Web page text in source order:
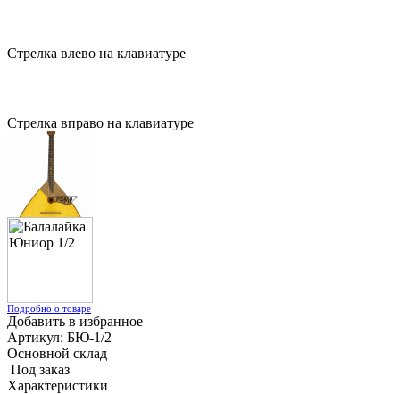
Стрелка влево на клавиатуре
Стрелка вправо на клавиатуре
Подробно о товаре
Добавить в избранное
Артикул: БЮ-1/2
Основной склад
Под заказ
Характеристики